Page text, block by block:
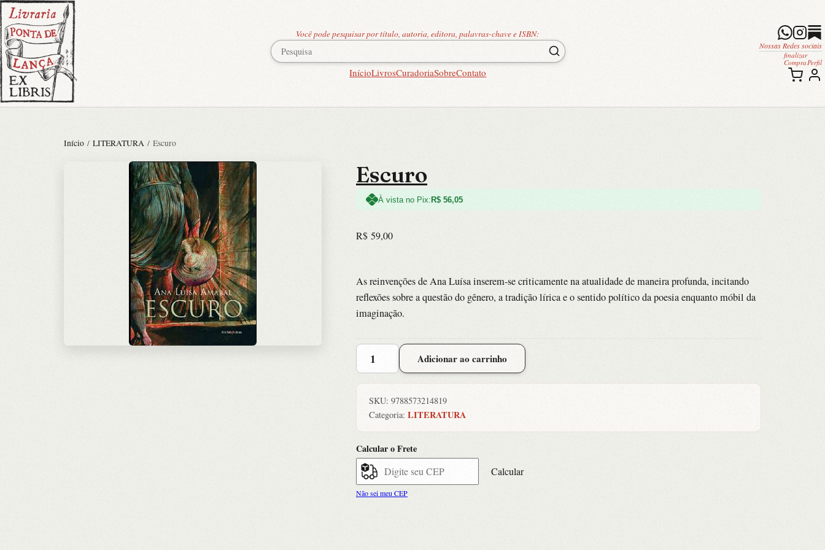
Você pode pesquisar por título, autoria, editora, palavras-chave e ISBN:
InícioLivrosCuradoriaSobreContato
Nossas Redes sociais
finalizar
Compra Perfil
Início / LITERATURA / Escuro
Escuro
À vista no Pix:R$ 56,05
R$ 59,00
As reinvenções de Ana Luísa inserem-se criticamente na atualidade de maneira profunda, incitando
reflexões sobre a questão do gênero, a tradição lírica e o sentido político da poesia enquanto móbil da
imaginação.
Escuro
quantidade
Adicionar ao carrinho
SKU: 9788573214819
Categoria: LITERATURA
Calcular o Frete
Calcular
Não sei meu CEP